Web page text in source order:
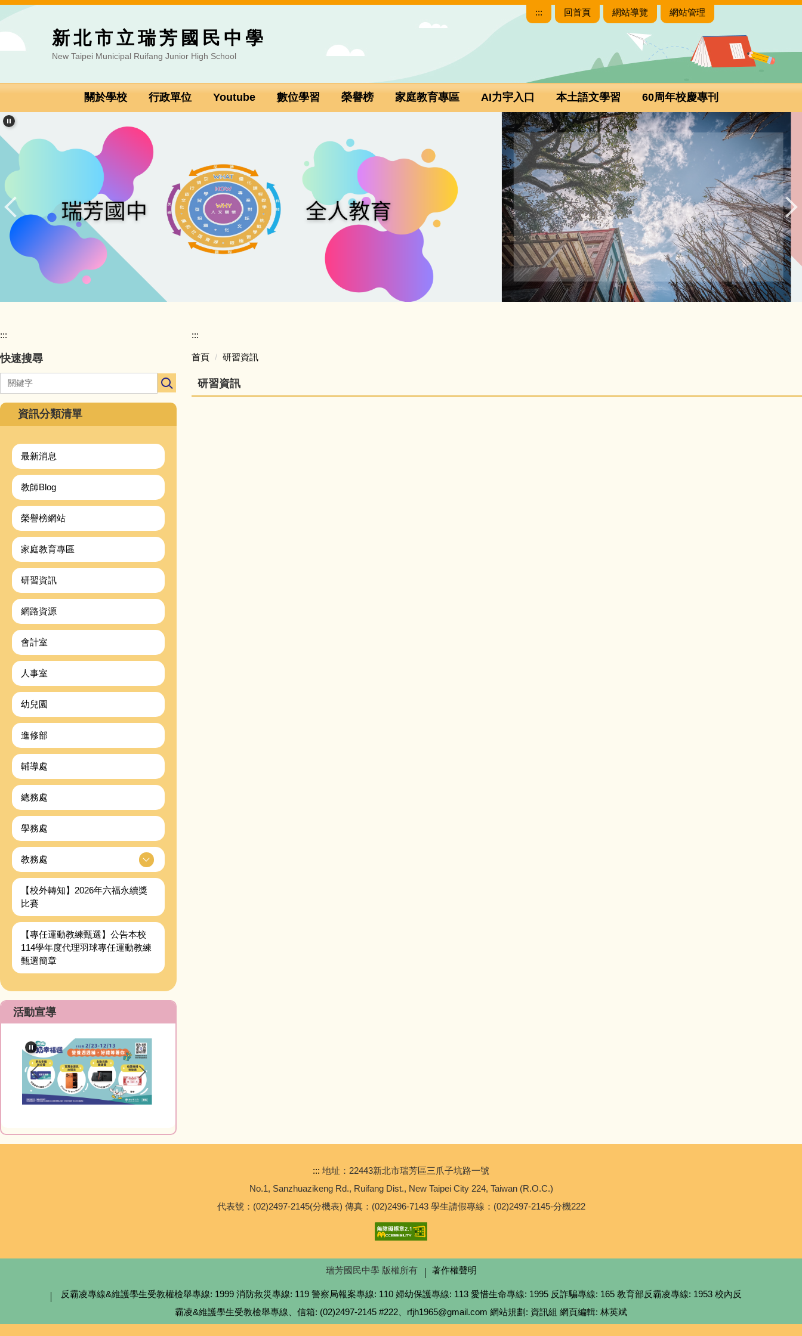
主
區
新北市立瑞芳國民中學
New Taipei Municipal Ruifang Junior High School
::: 回首頁 網站導覽 網站管理
關於學校 行政單位 Youtube 數位學習 榮譽榜 家庭教育專區 AI力宇入口 本土語文學習 60周年校慶專刊
:::
快速搜尋
資訊分類清單
最新消息
教師Blog
榮譽榜網站
家庭教育專區
研習資訊
網路資源
會計室
人事室
幼兒園
進修部
輔導處
總務處
學務處
教務處
【校外轉知】2026年六福永續獎
比賽
【專任運動教練甄選】公告本校
114學年度代理羽球專任運動教練
甄選簡章
活動宣導
:::
首頁 研習資訊
研習資訊
::: 地址：22443新北市瑞芳區三爪子坑路一號
No.1, Sanzhuazikeng Rd., Ruifang Dist., New Taipei City 224, Taiwan (R.O.C.)
代表號：(02)2497-2145(分機表) 傳真：(02)2496-7143 學生請假專線：(02)2497-2145-分機222
瑞芳國民中學 版權所有 著作權聲明
反霸凌專線&維護學生受教權檢舉專線: 1999 消防救災專線: 119 警察局報案專線: 110 婦幼保護專線: 113 愛惜生命專線: 1995 反詐騙專線: 165 教育部反霸凌專線: 1953 校內反
霸凌&維護學生受教檢舉專線、信箱: (02)2497-2145 #222、rfjh1965@gmail.com 網站規劃: 資訊組 網頁編輯: 林英斌